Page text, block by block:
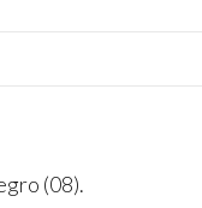
(08).